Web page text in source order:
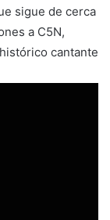
sigue de cerca
a C5N,
cantante